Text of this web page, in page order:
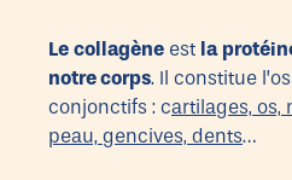
Le collagène est la
notre corps. Il constitue
conjonctifs : cartilages, os,
peau, gencives, dents…